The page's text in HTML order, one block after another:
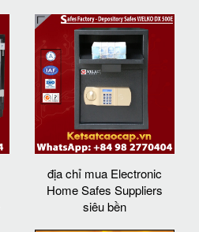
địa chỉ mua Electronic
Home Safes Suppliers
siêu bền